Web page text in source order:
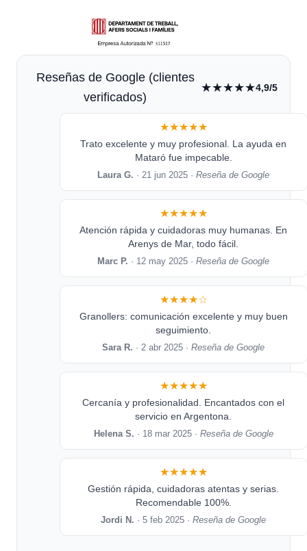
Reseñas de Google (clientes
verificados)
★★★★★4,9/5
★★★★★
Trato excelente y muy profesional. La ayuda en
Mataró fue impecable.
Laura G. · 21 jun 2025 ·Reseña de Google
★★★★★
Atención rápida y cuidadoras muy humanas. En
Arenys de Mar, todo fácil.
Marc P. · 12 may 2025 ·Reseña de Google
★★★★☆
Granollers: comunicación excelente y muy buen
seguimiento.
Sara R. · 2 abr 2025 ·Reseña de Google
★★★★★
Cercanía y profesionalidad. Encantados con el
servicio en Argentona.
Helena S. · 18 mar 2025 · Reseña de Google
★★★★★
Gestión rápida, cuidadoras atentas y serias.
Recomendable 100%.
Jordi N. · 5 feb 2025 ·Reseña de Google